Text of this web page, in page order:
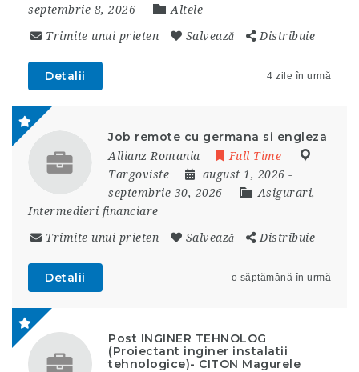
septembrie 8, 2026
Altele
Trimite unui prieten Salvează Distribuie
Detalii 4 zile în urmă
Job remote cu germana si engleza
Allianz Romania
Full Time
Targoviste
august 1, 2026 -
septembrie 30, 2026
Asigurari,
Intermedieri financiare
Trimite unui prieten Salvează Distribuie
Detalii o săptămână în urmă
Post INGINER TEHNOLOG
(Proiectant inginer instalatii
tehnologice)- CITON Magurele